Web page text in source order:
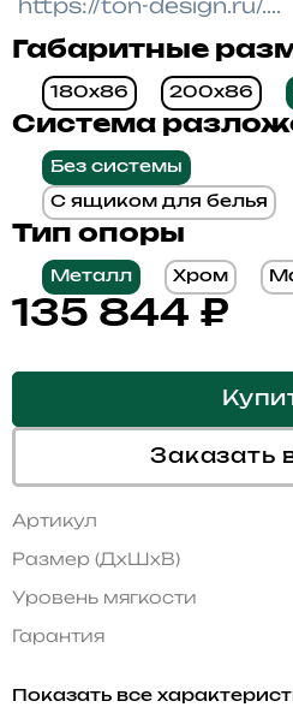
Габаритные
180x86 200x86
Система
Без системы
С ящиком для белья
Тип опоры
Металл Хром
135 844 ₽
Заказать
Артикул
Размер (ДхШхВ)
Уровень мягкости
Гарантия
Показать все